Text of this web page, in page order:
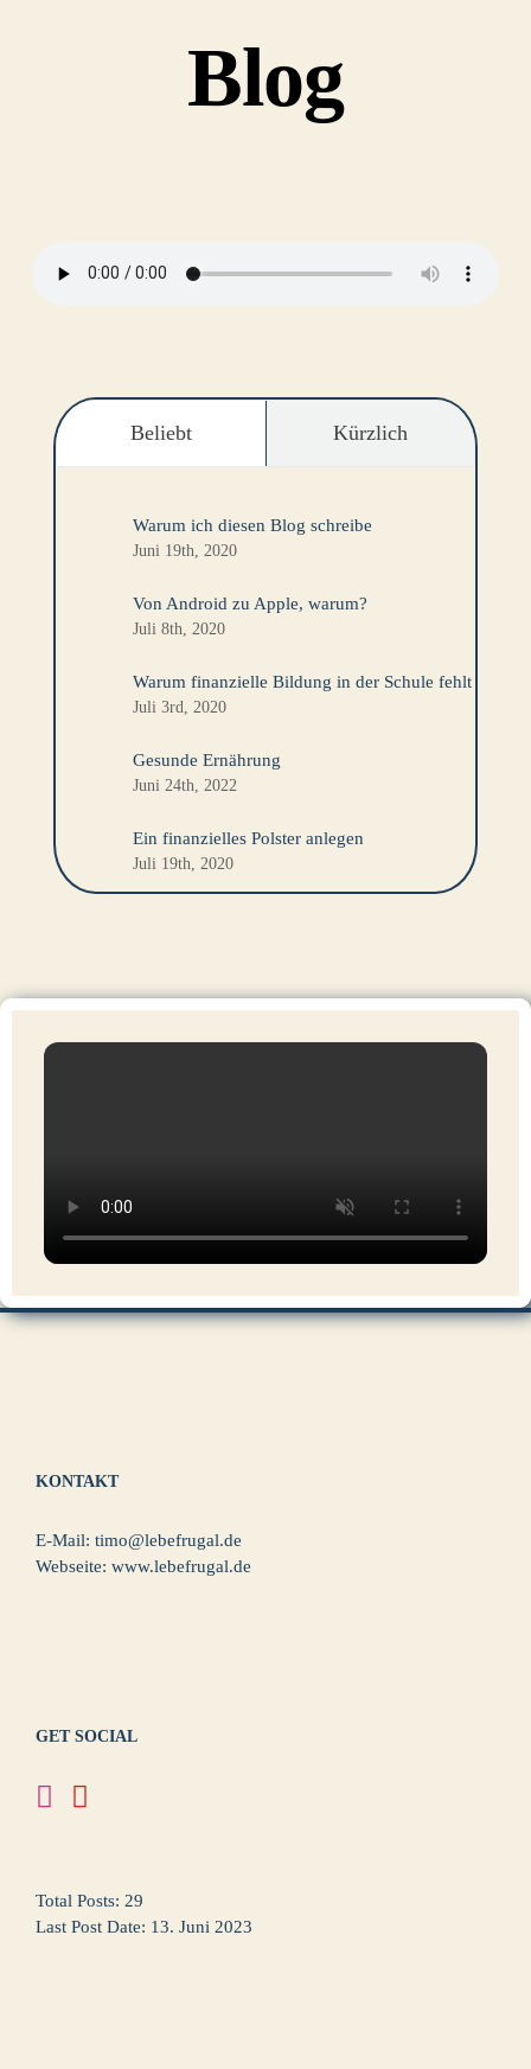
Blog
Beliebt Kürzlich
Warum ich diesen Blog schreibe
Juni 19th, 2020
Von Android zu Apple, warum?
Juli 8th, 2020
Warum finanzielle Bildung in der Schule fehlt
Juli 3rd, 2020
Gesunde Ernährung
Juni 24th, 2022
Ein finanzielles Polster anlegen
Juli 19th, 2020
KONTAKT
E-Mail: timo@lebefrugal.de
Webseite: www.lebefrugal.de
GET SOCIAL
Total Posts: 29
Last Post Date: 13. Juni 2023